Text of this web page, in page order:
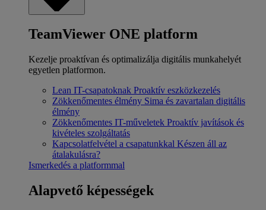
TeamViewer ONE platform
Kezelje proaktívan és optimalizálja digitális munkahelyét
egyetlen platformon.
Lean IT-csapatoknak Proaktív eszközkezelés
Zökkenőmentes élmény Sima és zavartalan digitális
élmény
Zökkenőmentes IT-műveletek Proaktív javítások és
kivételes szolgáltatás
Kapcsolatfelvétel a csapatunkkal Készen áll az
átalakulásra?
Ismerkedés a platformmal
Alapvető képességek